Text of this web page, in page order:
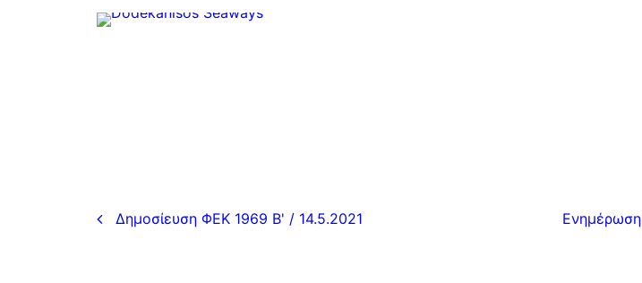
Δημοσίευση ΦΕΚ 1969 Β' / 14.5.2021 Ενημέρωση